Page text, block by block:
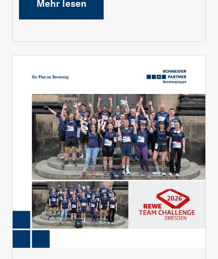
Mehr lesen